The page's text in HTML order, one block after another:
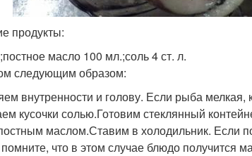
продукты:
масло 100 мл.;соль 4 ст. л.
следующим образом:
внутренности и голову. Если рыба мелкая,
кусочки солью.Готовим стеклянный
маслом.Ставим в холодильник. Если
что в этом случае блюдо получится